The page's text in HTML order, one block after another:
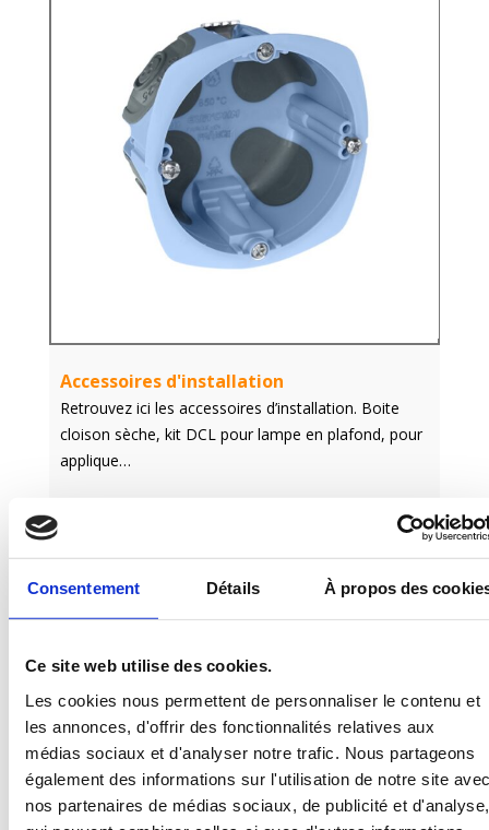
Consentement Détails À propos des
Ce site web utilise des cookies.
Les cookies nous permettent de personnaliser le contenu et
les annonces, d'offrir des fonctionnalités relatives aux
médias sociaux et d'analyser notre trafic. Nous partageons
également des informations sur l'utilisation de notre site
nos partenaires de médias sociaux, de publicité et d'analyse,
Accessoires d'installation
Retrouvez ici les accessoires d’installation. Boite
cloison sèche, kit DCL pour lampe en plafond, pour
applique…
En savoir +